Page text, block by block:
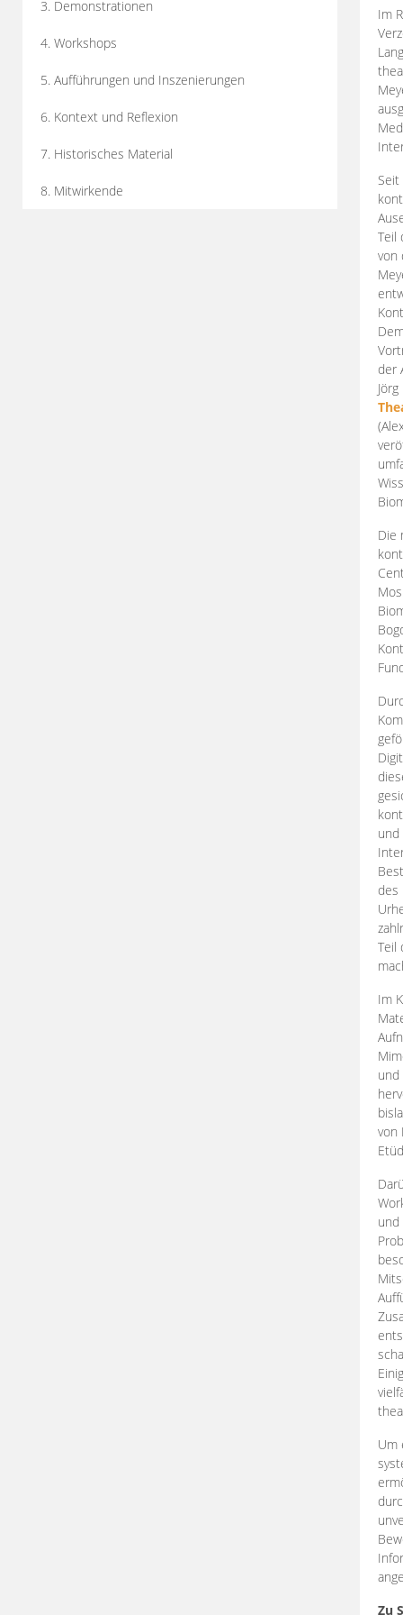
3. Demonstrationen
4. Workshops
5. Aufführungen und Inszenierungen
6. Kontext und Reflexion
7. Historisches Material
8. Mitwirkende
Im
Teil
von
der
Die
des
Teil
Im
und
von
und
Um
Zu